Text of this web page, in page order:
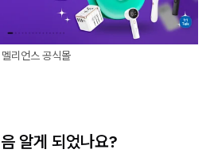
멜리언스 공식몰
알게 되었나요?